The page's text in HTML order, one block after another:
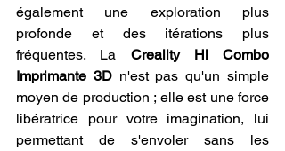
également une exploration plus
profonde et des itérations plus
fréquentes. La Creality Hi Combo
Imprimante 3D n'est pas qu'un simple
moyen de production ; elle est une force
libératrice pour votre imagination, lui
permettant de s'envoler sans les